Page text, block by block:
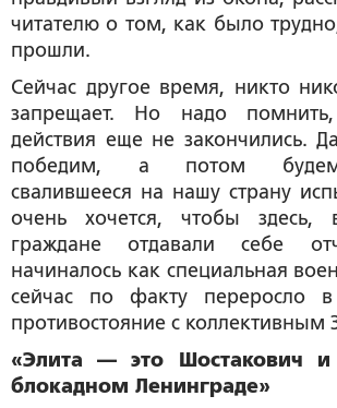
читателю о том, как было
прошли.
Сейчас другое время, никто
запрещает. Но надо
действия еще не закончились.
победим, а потом будем
свалившееся на нашу страну
очень хочется, чтобы
граждане отдавали себе
начиналось как специальная
сейчас по факту переросло
противостояние с коллективным
«Элита — это Шостакович и
блокадном Ленинграде»